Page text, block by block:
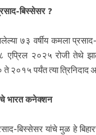
बिस्सेसर ?
७३ वर्षीय कमला
२०२५ रोजी तेथे
२०१५ पर्यंत त्या त्रिनिदाद
भारत कनेक्शन
बिस्सेसर यांचे मुळ हे